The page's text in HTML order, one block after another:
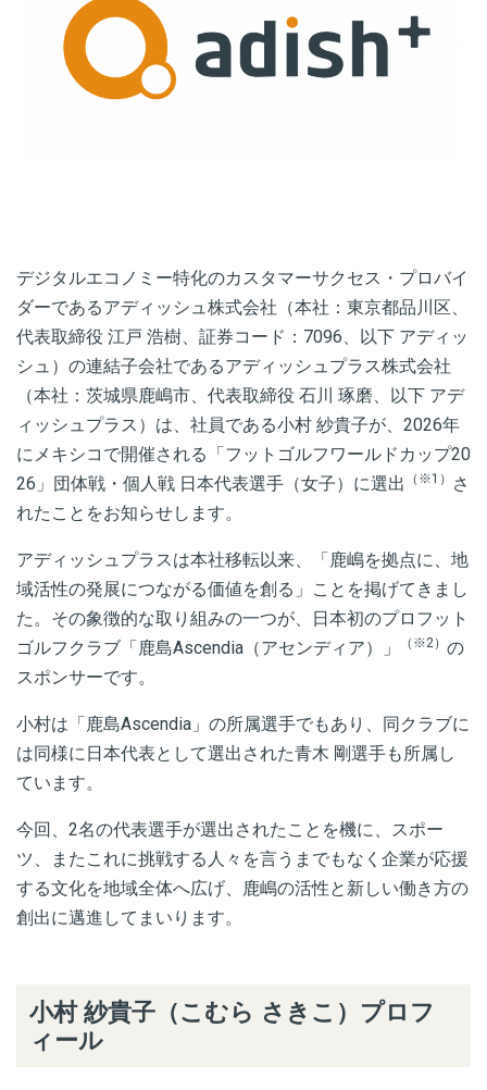
デジタルエコノミー特化のカスタマーサクセス・プロバイ
ダーであるアディッシュ株式会社（本社：東京都品川区、
代表取締役 江戸 浩樹、証券コード：7096、以下 アディッ
シュ）の連結子会社であるアディッシュプラス株式会社
（本社：茨城県鹿嶋市、代表取締役 石川 琢磨、以下 アデ
ィッシュプラス）は、社員である小村 紗貴子が、2026年
にメキシコで開催される「フットゴルフワールドカップ20
26」 団体戦・個人戦 日本代表選手（女子）に選出 （※1）
さ
れたことをお知らせします。
アディッシュプラスは本社移転以来、「鹿嶋を拠点に、地
域活性の発展につながる価値を創る」ことを掲げてきまし
た。その象徴的な取り組みの一つが、日本初のプロフット
ゴルフクラブ 「鹿島Ascendia（アセンディア）」 （※2） の
スポンサーです。
小村は 「鹿島Ascendia」 の所属選手でもあり、同クラブに
は同様に日本代表として選出された青木 剛選手も所属し
ています。
今回、2名の代表選手が選出されたことを機に、スポー
ツ、またこれに挑戦する人々を言うまでもなく企業が応援
する文化を地域全体へ広げ、鹿嶋の活性と新しい働き方の
創出に邁進してまいります。
小村 紗貴子（こむら さきこ）プロフ
ィール